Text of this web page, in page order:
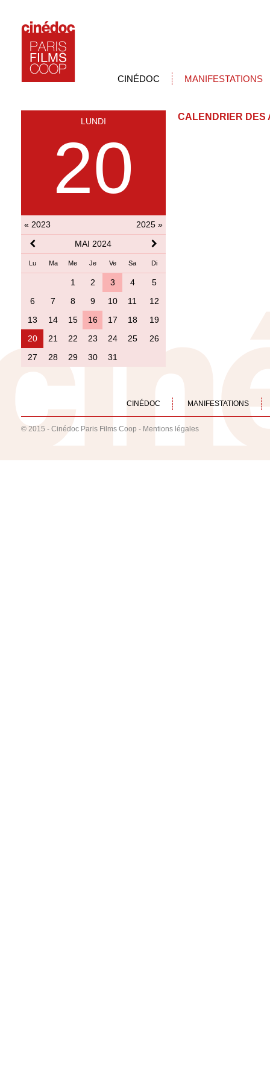
CINÉDOC MANIFESTATIONS
LUNDI
20
« 2023
2025 »
MAI 2024
Lu Ma Me Je Ve Sa Di
1 2 3 4
5
6
7 8 9 10 11
12
13
14 15 16 17 18
19
20
21 22 23 24 25
26
27
28 29 30 31
CALENDRIER DES
CINÉDOC MANIFESTATIONS
© 2015 - Cinédoc Paris Films Coop - Mentions légales